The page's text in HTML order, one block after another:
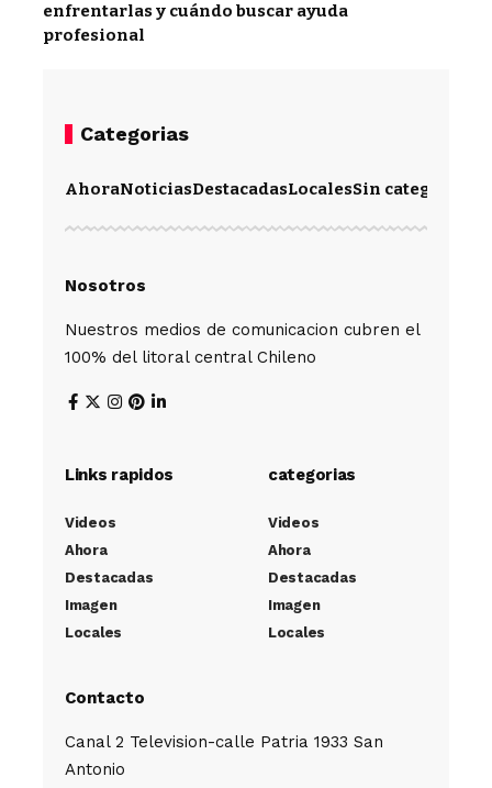
enfrentarlas y cuándo buscar ayuda
profesional
Categorias
AhoraNoticiasDestacadasLocalesSin categoría
Nosotros
Nuestros medios de comunicacion cubren el
100% del litoral central Chileno
Links rapidos
Videos
Ahora
Destacadas
Imagen
Locales
categorias
Videos
Ahora
Destacadas
Imagen
Locales
Contacto
Canal 2 Television-calle Patria 1933 San
Antonio